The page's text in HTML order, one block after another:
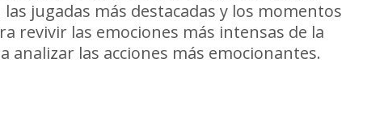
jugadas más destacadas y los momentos
revivir las emociones más intensas de la
las acciones más emocionantes.